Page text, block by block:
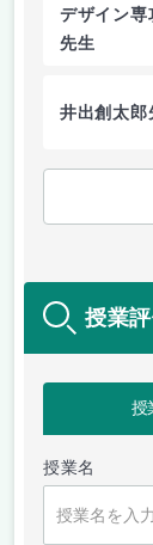
デザイン専
先生
井出創太郎
授業
授
授業名